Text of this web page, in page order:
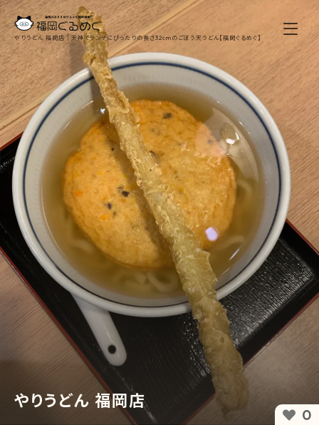
やりうどん 福岡店｜天神でランチにぴったりの長さ32cmのごぼう天うどん【福岡ぐるめぐ】
やりうどん 福岡店
0